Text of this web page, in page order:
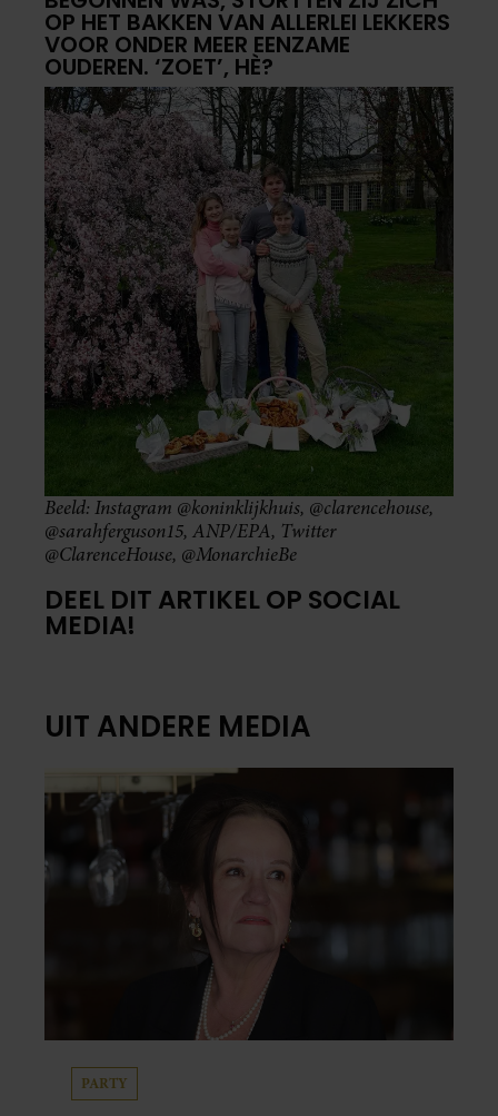
OP HET BAKKEN VAN ALLERLEI LEKKERS
VOOR ONDER MEER EENZAME
OUDEREN. ‘ZOET’, HÈ?
Beeld: Instagram @koninklijkhuis, @clarencehouse,
@sarahferguson15, ANP/EPA, Twitter
@ClarenceHouse, @MonarchieBe
DEEL DIT ARTIKEL OP SOCIAL
MEDIA!
UIT ANDERE MEDIA
PARTY